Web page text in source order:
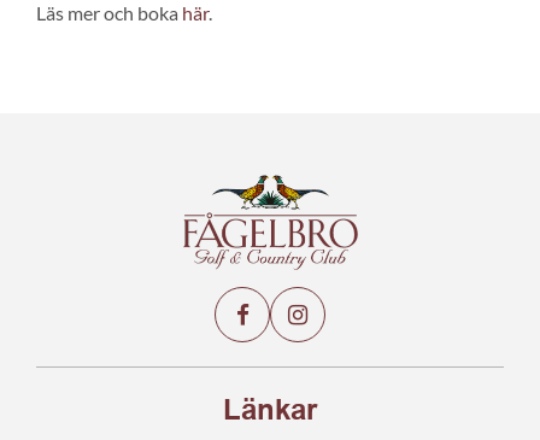
Läs mer och boka här.
Länkar